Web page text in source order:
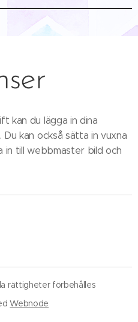
kan du lägga in dina
kan också sätta in vuxna
in till webbmaster bild och
rättigheter förbehålles
Webnode